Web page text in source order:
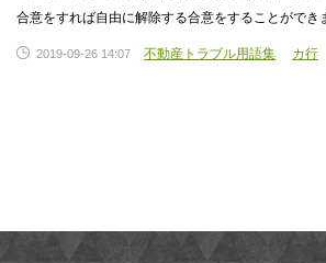
合意をすれば自由に解除する合意をすることができ
2019-09-26 14:07 不動産トラブル用語集 カ行